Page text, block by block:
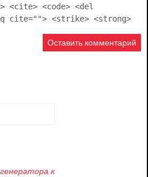
<cite> <code> <del
cite=""> <strike> <strong>